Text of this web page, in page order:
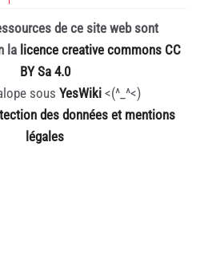
de ce site web sont
la licence creative commons CC
BY Sa 4.0
sous YesWiki<(^_^<)
des données et mentions
légales